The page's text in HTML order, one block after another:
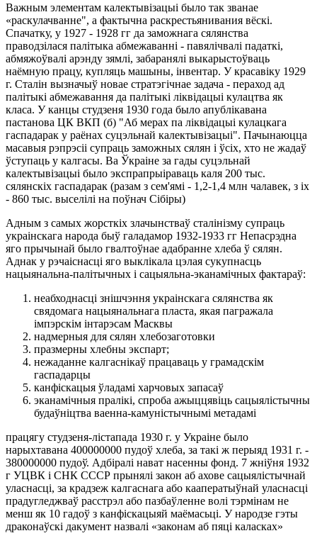
Важным элементам калектывізацыі было так званае
«раскулачванне", а фактычна раскрестьянивания вёскі.
Спачатку, у 1927 - 1928 гг да заможнага сялянства
праводзілася палітыка абмежаванні - павялічвалі падаткі,
абмяжоўвалі арэнду зямлі, забаранялі выкарыстоўваць
наёмную працу, купляць машыны, інвентар. У красавіку 1929
г. Сталін вызначыў новае стратэгічнае задача - пераход ад
палітыкі абмежавання да палітыкі ліквідацыі кулацтва як
класа. У канцы студзеня 1930 года было апублікавана
пастанова ЦК ВКП (б) "Аб мерах па ліквідацыі кулацкага
гаспадарак у раёнах суцэльнай калектывізацыі". Пачынаюцца
масавыя рэпрэсіі супраць заможных сялян і ўсіх, хто не жадаў
ўступаць у калгасы. Ва Ўкраіне за гады суцэльнай
калектывізацыі было экспрапрыіраваць каля 200 тыс.
сялянскіх гаспадарак (разам з сем'ямі - 1,2-1,4 млн чалавек, з іх
- 860 тыс. выселілі на поўнач Сібіры)
Адным з самых жорсткіх злачынстваў сталінізму супраць
украінскага народа быў галадамор 1932-1933 гг Непасрэдна
яго прычынай было гвалтоўнае адабранне хлеба ў сялян.
Аднак у рэчаіснасці яго выклікала цэлая сукупнасць
нацыянальна-палітычных і сацыяльна-эканамічных фактараў:
неабходнасці знішчэння украінскага сялянства як
свядомага нацыянальнага пласта, якая пагражала
імпэрскім інтарэсам Масквы
надмерныя для сялян хлебозаготовки
празмерны хлебны экспарт;
нежаданне калгаснікаў працаваць у грамадскім
гаспадарцы
канфіскацыя ўладамі харчовых запасаў
эканамічныя пралікі, спроба ажыццявіць сацыялістычны
будаўніцтва ваенна-камуністычнымі метадамі
працягу студзеня-лістапада 1930 г. у Украіне было
нарыхтавана 400000000 пудоў хлеба, за такі ж перыяд 1931 г. -
380000000 пудоў. Адбіралі нават насенны фонд. 7 жніўня 1932
г УЦВК і СНК СССР прынялі закон аб ахове сацыялістычнай
уласнасці, за крадзеж калгаснага або кааператыўнай уласнасці
прадугледжваў расстрэл або пазбаўленне волі тэрмінам не
менш як 10 гадоў з канфіскацыяй маёмасьці. У народзе гэты
драконаўскі дакумент назвалі «законам аб пяці каласках»